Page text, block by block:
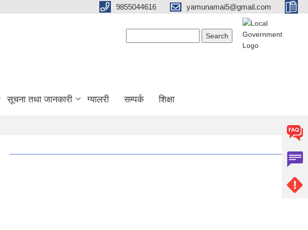
9855044616 yamunamai5@gmail.com
सूचना तथा जानकारी ग्यालरी सम्पर्क शिक्षा